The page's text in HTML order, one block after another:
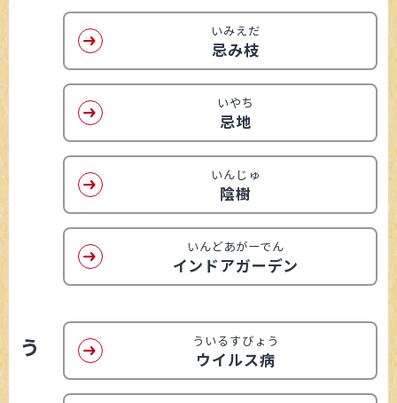
いみえだ
忌み枝
いやち
忌地
いんじゅ
陰樹
いんどあがーでん
インドアガーデン
う ういるすびょう
ウイルス病